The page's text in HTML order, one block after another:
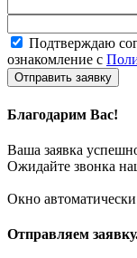
Подтверждаю
ознакомление с
Отправить заявку
Благодарим Вас!
Ваша заявка
Ожидайте звонка
Окно автоматически
Отправляем